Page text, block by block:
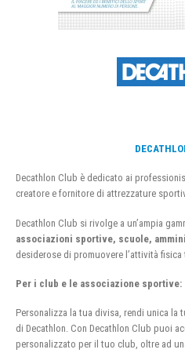
Decathlon Club è dedicato ai
creatore e fornitore di attrezzature
Decathlon Club si rivolge a un’ampia
associazioni sportive, scuole,
desiderose di promuovere l’attività fisica
Per i club e le associazione sportive:
Personalizza la tua divisa, rendi unica
di Decathlon. Con Decathlon Club puoi
personalizzato per il tuo club, oltre ad